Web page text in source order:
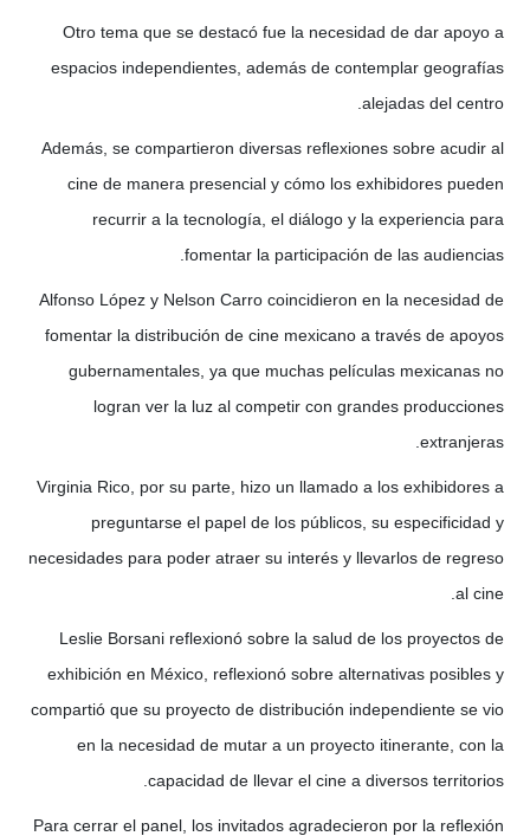
Otro tema que se destacó fue la necesidad de dar apoyo a
espacios independientes, además de contemplar geografías
alejadas del centro.
Además, se compartieron diversas reflexiones sobre acudir al
cine de manera presencial y cómo los exhibidores pueden
recurrir a la tecnología, el diálogo y la experiencia para
fomentar la participación de las audiencias.
Alfonso López y Nelson Carro coincidieron en la necesidad de
fomentar la distribución de cine mexicano a través de apoyos
gubernamentales, ya que muchas películas mexicanas no
logran ver la luz al competir con grandes producciones
extranjeras.
Virginia Rico, por su parte, hizo un llamado a los exhibidores a
preguntarse el papel de los públicos, su especificidad y
necesidades para poder atraer su interés y llevarlos de regreso
al cine.
Leslie Borsani reflexionó sobre la salud de los proyectos de
exhibición en México, reflexionó sobre alternativas posibles y
compartió que su proyecto de distribución independiente se vio
en la necesidad de mutar a un proyecto itinerante, con la
capacidad de llevar el cine a diversos territorios.
Para cerrar el panel, los invitados agradecieron por la reflexión